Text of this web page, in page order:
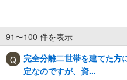
91〜100 件を表示
完全分離二世帯を建てた方
定なのですが、資...